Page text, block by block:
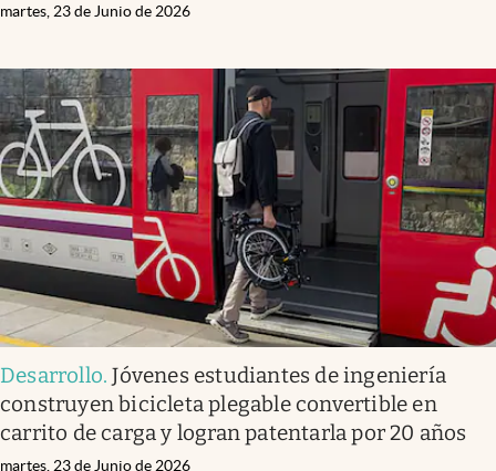
martes, 23 de Junio de 2026
Desarrollo.Jóvenes estudiantes de ingeniería
construyen bicicleta plegable convertible en
carrito de carga y logran patentarla por 20 años
martes, 23 de Junio de 2026